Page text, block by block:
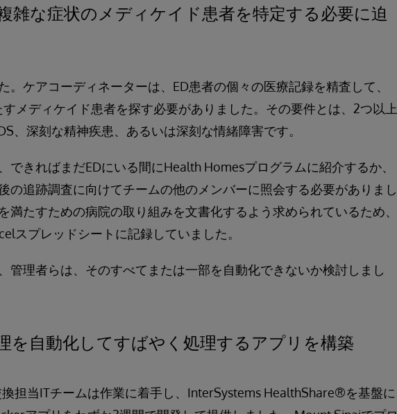
雑な症状のメディケイド患者を特定する必要に迫
。ケアコーディネーターは、ED患者の個々の医療記録を精査して、
メディケイド患者を探す必要がありました。その要件とは、2つ以上
、深刻な精神疾患、あるいは深刻な情緒障害です。
できればまだEDにいる間にHealth Homesプログラムに紹介するか、
の追跡調査に向けてチームの他のメンバーに照会する必要がありまし
満たすための病院の取り組みを文書化するよう求められているため、
スプレッドシートに記録していました。
管理者らは、そのすべてまたは一部を自動化できないか検討しまし
を自動化してすばやく処理するアプリを構築
担当ITチームは作業に着手し、InterSystems HealthShare®を基盤に